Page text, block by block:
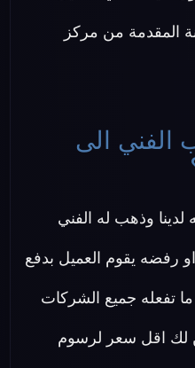
المقدمة من مركز
الفني الى
لدينا وذهب له الفني
او رفضه يقوم العميل بدفع
ما تفعله جميع الشركات
لك اقل سعر لرسوم